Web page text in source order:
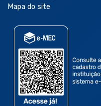
Mapa do site